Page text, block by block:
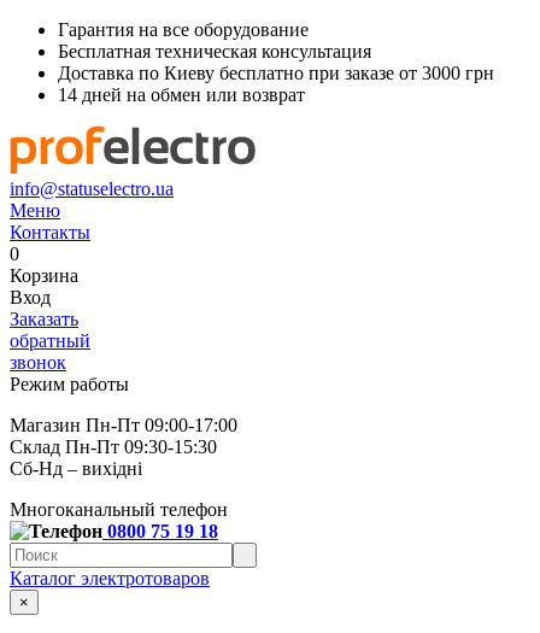
Гарантия на все оборудование
Бесплатная техническая консультация
Доставка по Киеву бесплатно при заказе от 3000 грн
14 дней на обмен или возврат
info@statuselectro.ua
Меню
Контакты
0
Корзина
Вход
Заказать
обратный
звонок
Режим работы
Магазин Пн-Пт 09:00-17:00
Склад Пн-Пт 09:30-15:30
Сб-Нд – вихідні
Многоканальный телефон
0800 75 19 18
Каталог электротоваров
×